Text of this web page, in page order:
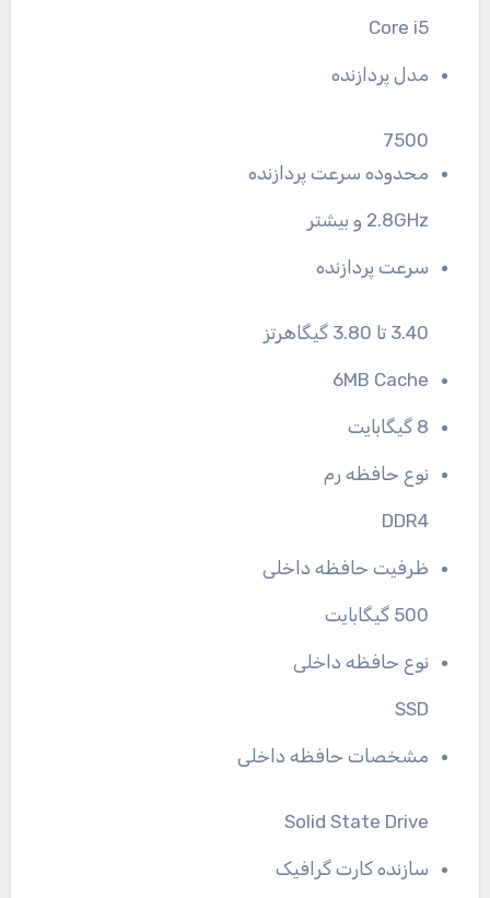
Core i5
مدل پردازنده
7500
محدوده سرعت پردازنده
2.8GHz و بیشتر
سرعت پردازنده
3.40 تا 3.80 گیگاهرتز
6MB Cache
8 گیگابایت
نوع حافظه رم
DDR4
ظرفیت حافظه داخلی
500 گیگابایت
نوع حافظه داخلی
SSD
مشخصات حافظه داخلی
Solid State Drive
سازنده کارت گرافیک